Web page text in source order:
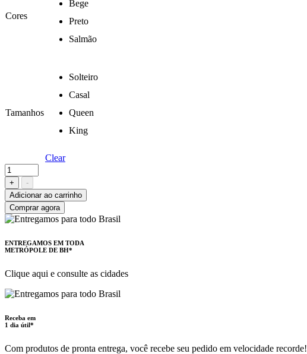
Cores
Bege
Preto
Salmão
Tamanhos
Solteiro
Casal
Queen
King
Clear
Jogo
de
cama
simples
toque
acetinado,
quantity
+
-
Adicionar ao carrinho
Comprar agora
ENTREGAMOS EM TODA
METRÓPOLE DE BH*
Clique aqui e consulte as cidades
Receba em
1 dia útil*
Com produtos de pronta entrega, você recebe seu pedido em velocidade recorde!